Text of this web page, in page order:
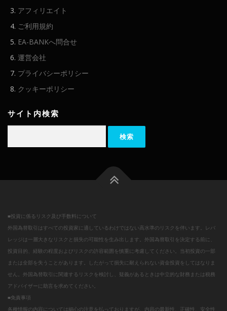
アフィリエイト
ご利用規約
EA-BANKへ問合せ
運営会社
プライバシーポリシー
クッキーポリシー
サイト内検索
■投資に係るリスク及び手数料について
外国為替取引はすべての投資家に適しているわけではない高水準のリスクを伴います。レバ
レッジは一層大きなリスクと損失の可能性を生み出します。外国為替取引を決定する前に、
投資目的、経験の程度およびリスクの許容範囲を慎重に考慮してください。当初投資の一部
または全部を失うことがあります。したがって損失に耐えられない資金投資をしてはなりま
せん。外国為替取引に関連するリスクを検討し、疑義があるときは中立的な財務または税務
アドバイザーに助言を求めてください。
■免責事項
各種情報の内容については細心の注意を払っておりますが、内容の最新性、正確性、安全性